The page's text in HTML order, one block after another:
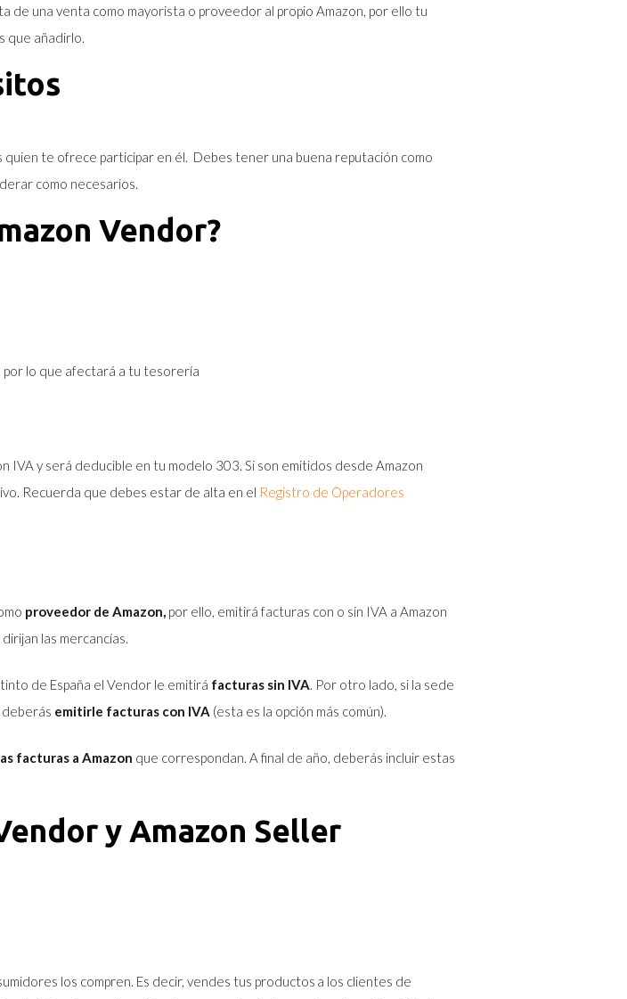
de una venta como mayorista o proveedor al propio Amazon, por ello tu
que añadirlo.
quien te ofrece participar en él. Debes tener una buena reputación como
como necesarios.
Vendor?
por lo que afectará a tu tesorería
IVA y será deducible en tu modelo 303. Si son emitidos desde Amazon
Recuerda que debes estar de alta en el Registro de Operadores
proveedor de Amazon, por ello, emitirá facturas con o sin IVA a Amazon
las mercancías.
de España el Vendor le emitirá facturas sin IVA. Por otro lado, si la sede
deberás emitirle facturas con IVA (esta es la opción más común).
facturas a Amazon que correspondan. A final de año, deberás incluir estas
y Amazon Seller
los compren. Es decir, vendes tus productos a los clientes de